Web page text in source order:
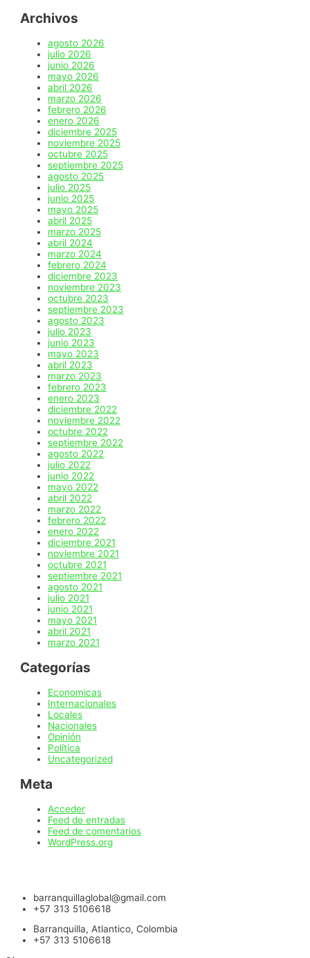
Archivos
agosto 2026
julio 2026
junio 2026
mayo 2026
abril 2026
marzo 2026
febrero 2026
enero 2026
diciembre 2025
noviembre 2025
octubre 2025
septiembre 2025
agosto 2025
julio 2025
junio 2025
mayo 2025
abril 2025
marzo 2025
abril 2024
marzo 2024
febrero 2024
diciembre 2023
noviembre 2023
octubre 2023
septiembre 2023
agosto 2023
julio 2023
junio 2023
mayo 2023
abril 2023
marzo 2023
febrero 2023
enero 2023
diciembre 2022
noviembre 2022
octubre 2022
septiembre 2022
agosto 2022
julio 2022
junio 2022
mayo 2022
abril 2022
marzo 2022
febrero 2022
enero 2022
diciembre 2021
noviembre 2021
octubre 2021
septiembre 2021
agosto 2021
julio 2021
junio 2021
mayo 2021
abril 2021
marzo 2021
Categorías
Economicas
Internacionales
Locales
Nacionales
Opinión
Política
Uncategorized
Meta
Acceder
Feed de entradas
Feed de comentarios
WordPress.org
barranquillaglobal@gmail.com
+57 313 5106618
Barranquilla, Atlantico, Colombia
+57 313 5106618